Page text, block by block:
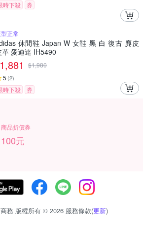
時下殺 券
正常
休閒鞋 Japan W 女鞋 黑 白 復古 麂皮
革 愛迪達 IH5490
1,881 $1,980
5 (2)
時下殺 券
商品折價券
100元
務 版權所有 © 2026 服務條款(更新)